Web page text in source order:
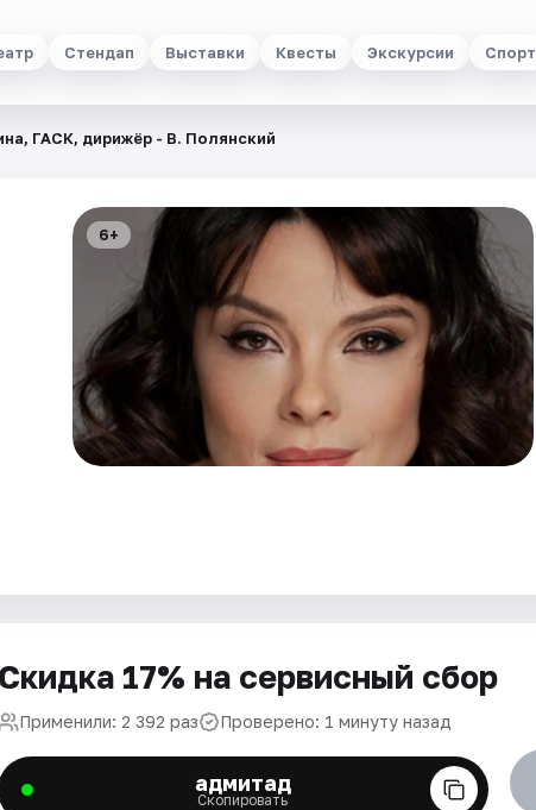
Стендап Выставки Квесты Экскурсии Спорт
ГАСК, дирижёр - В. Полянский
6+
Скидка 17% на сервисный сбор
Применили: 2 392 раз Проверено: 1 минуту назад
адмитад
Скопировать